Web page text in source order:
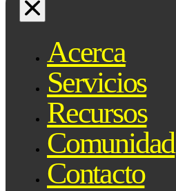
Acerca
Servicios
Recursos
Comunidad
Contacto